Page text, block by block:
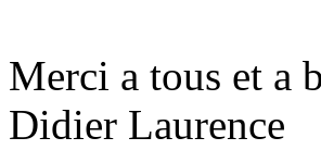
Merci a tous et a
Didier Laurence